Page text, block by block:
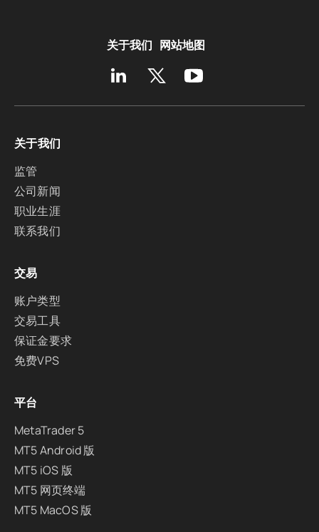
关于我们 网站地图
关于我们
监管
公司新闻
职业生涯
联系我们
交易
账户类型
交易工具
保证金要求
免费VPS
平台
MetaTrader 5
MT5 Android 版
MT5 iOS 版
MT5 网页终端
MT5 MacOS 版